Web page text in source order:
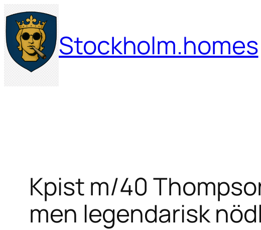
Hoppa
till
innehåll
Stockholm.homes
Kpist m/40
men legendarisk